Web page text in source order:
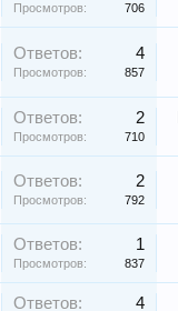
Просмотров: 706
Ответов: 4
Просмотров: 857
Ответов: 2
Просмотров: 710
Ответов: 2
Просмотров: 792
Ответов: 1
Просмотров: 837
Ответов: 4